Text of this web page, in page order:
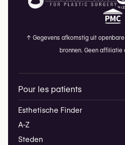
↑ Gegevens afkomstig uit
bronnen. Geen affiliatie
Pour les patients
Esthetische Finder
A-Z
Steden